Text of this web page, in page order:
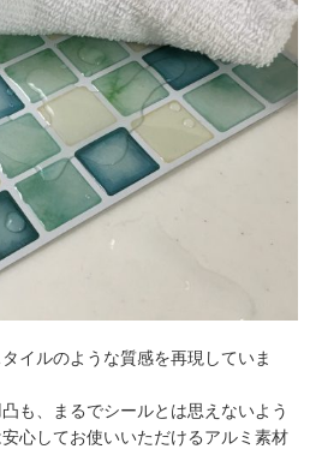
イルのような質感を再現していま
も、まるでシールとは思えないよう
心してお使いいただけるアルミ素材